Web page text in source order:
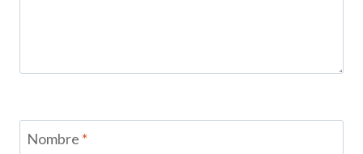
Nombre *